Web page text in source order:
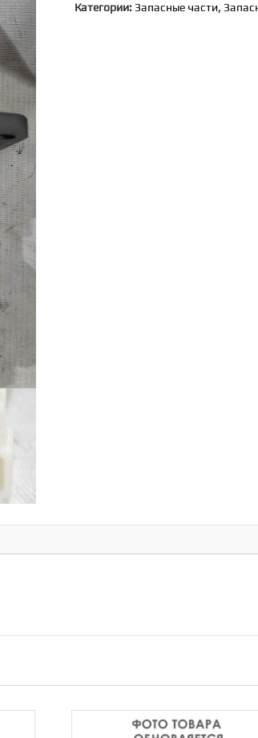
Категории: Запасные части,